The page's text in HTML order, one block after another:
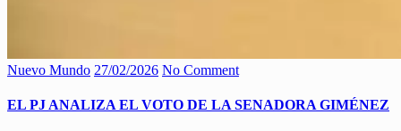
Nuevo Mundo 27/02/2026 No Comment
EL PJ ANALIZA EL VOTO DE LA SENADORA GIMÉNEZ